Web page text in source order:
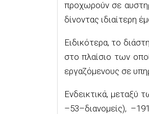
προχωρούν σε
δίνοντας ιδιαίτερη
Ειδικότερα, το
στο πλαίσιο των
εργαζόμενους σε
Ενδεικτικά, μεταξύ
–53–διανομείς), –191